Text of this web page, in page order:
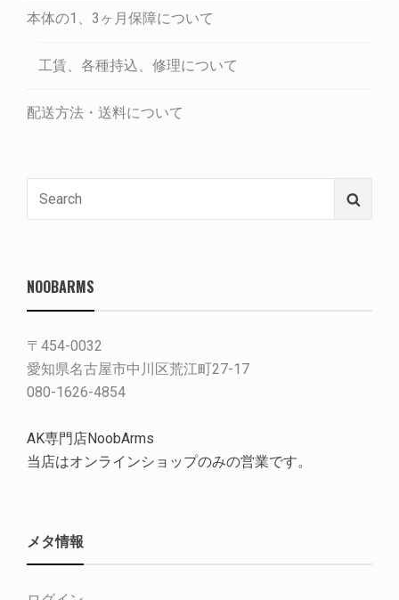
本体の1、3ヶ月保障について
工賃、各種持込、修理について
配送方法・送料について
NOOBARMS
〒454-0032
愛知県名古屋市中川区荒江町27-17
080-1626-4854
AK専門店NoobArms
当店はオンラインショップのみの営業です。
メタ情報